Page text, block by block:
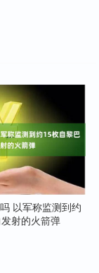
以军称监测到约
射的火箭弹